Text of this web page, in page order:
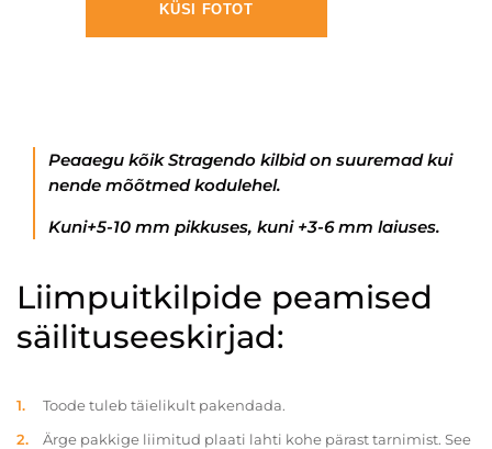
KÜSI FOTOT
Peaaegu kõik Stragendo kilbid on suuremad kui
nende mõõtmed kodulehel.
Kuni+5-10 mm pikkuses, kuni +3-6 mm laiuses.
Liimpuitkilpide peamised
säilituseeskirjad:
Toode tuleb täielikult pakendada.
Ärge pakkige liimitud plaati lahti kohe pärast tarnimist. See